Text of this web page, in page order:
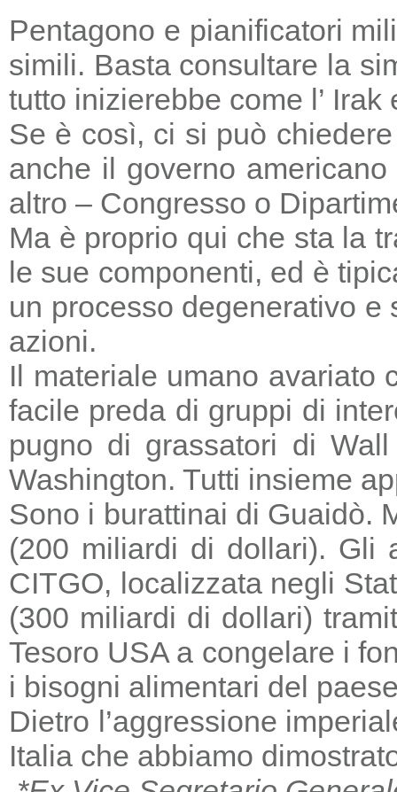
Pentagono e pianificatori
simili. Basta consultare la
tutto inizierebbe come l’
Se è così, ci si può
anche il governo
altro – Congresso o
Ma è proprio qui che sta la
le sue componenti, ed è
un processo degenerativo
azioni.
Il materiale umano avariato
facile preda di gruppi di
pugno di grassatori di
Washington. Tutti insieme
Sono i burattinai di Guaidò.
(200 miliardi di dollari). Gli
CITGO, localizzata negli
(300 miliardi di dollari)
Tesoro USA a congelare i
i bisogni alimentari del
Dietro l’aggressione
Italia che abbiamo